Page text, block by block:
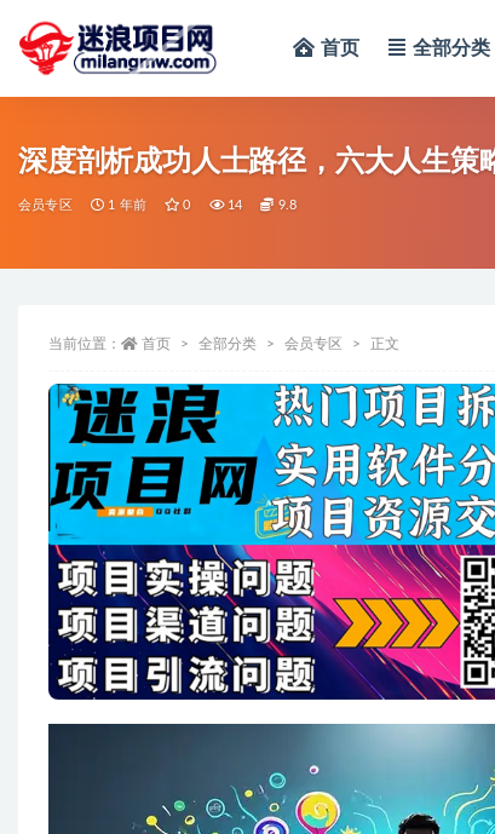
首页 全部分类
深度剖析成功人士路径，六大人生策
会员专区 1 年前 0 14 9.8
当前位置： 首页 全部分类 会员专区 正文